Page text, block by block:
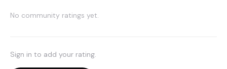
No community ratings yet.
Sign in to add your rating.